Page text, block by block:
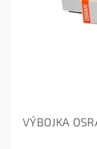
VÝBOJKA